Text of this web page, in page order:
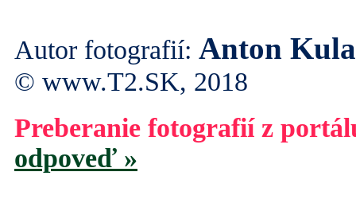
Autor fotografií: Anton
© www.T2.SK, 2018
Preberanie fotografií z
odpoveď »